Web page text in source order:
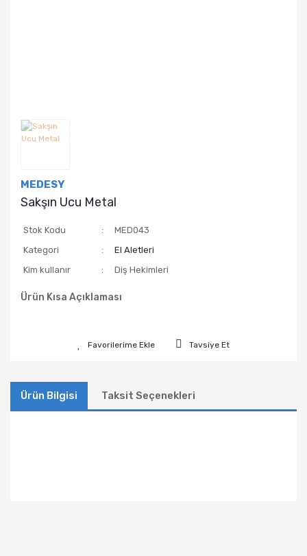
MEDESY
Sakşın Ucu Metal
Stok Kodu
MED043
Kategori
El Aletleri
Kim kullanır
Diş Hekimleri
Ürün Kısa Açıklaması
Tavsiye Et
Ürün Bilgisi Taksit Seçenekleri